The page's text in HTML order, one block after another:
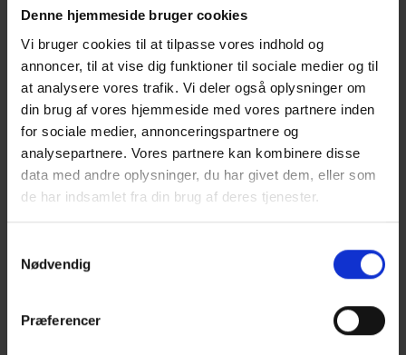
Denne hjemmeside bruger cookies
Vi bruger cookies til at tilpasse vores indhold og
annoncer, til at vise dig funktioner til sociale medier og til
at analysere vores trafik. Vi deler også oplysninger om
din brug af vores hjemmeside med vores partnere inden
for sociale medier, annonceringspartnere og
analysepartnere. Vores partnere kan kombinere disse
data med andre oplysninger, du har givet dem, eller som
de har indsamlet fra din brug af deres tjenester.
Nødvendig
Præferencer
Gulvmåtte fra Unlimited
Læderrat
Læder førersæde
Læder passagersæde
SmartTouch armlæn får detaljer i rubinrød (G-serien: kun
Versu. N/T kun Versu og Direct)
Detaljer på ratstammen i rubinrød (kun N og T)
Ekstra USB oplader
Unlimited logo på dørhængslet
Turkis metallic
Interiør (Soft Black i G-serien, Premium i N og T)
Gulvmåtte fra Unlimited